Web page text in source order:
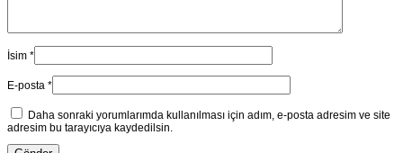
İsim *
E-posta *
Daha sonraki yorumlarımda kullanılması için adım, e-posta adresim ve site
adresim bu tarayıcıya kaydedilsin.